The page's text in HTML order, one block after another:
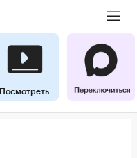
Посмотреть